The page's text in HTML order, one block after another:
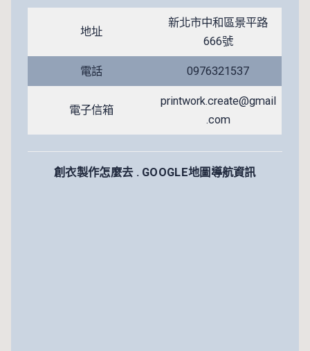
地址
新北市中和區景平路
666號
電話 0976321537
電子信箱
printwork.create@gmail
.com
創衣製作怎麼去 . GOOGLE地圖導航資訊